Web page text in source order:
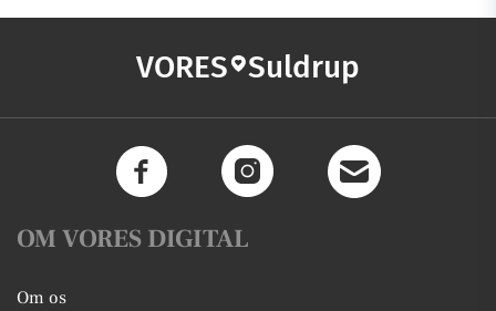
VORES Suldrup
OM VORES DIGITAL
Om os